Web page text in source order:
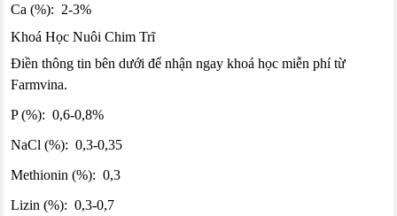
Ca (%): 2-3%
Khoá Học Nuôi Chim Trĩ
Điền thông tin bên dưới để nhận ngay khoá học miễn phí từ
Farmvina.
P (%): 0,6-0,8%
NaCl (%): 0,3-0,35
Methionin (%): 0,3
Lizin (%): 0,3-0,7